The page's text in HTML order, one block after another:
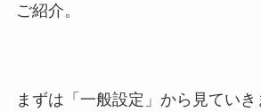
ご紹介。
まずは「一般設定」から見ていき